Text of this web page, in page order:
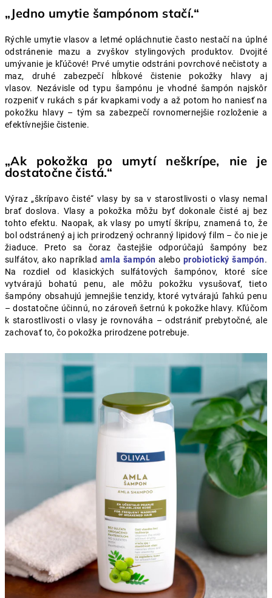
„Jedno umytie šampónom stačí.“
Rýchle umytie vlasov a letmé opláchnutie často nestačí na úplné
odstránenie mazu a zvyškov stylingových produktov. Dvojité
umývanie je kľúčové! Prvé umytie odstráni povrchové nečistoty a
maz, druhé zabezpečí hĺbkové čistenie pokožky hlavy aj
vlasov. Nezávisle od typu šampónu je vhodné šampón najskôr
rozpeniť v rukách s pár kvapkami vody a až potom ho naniesť na
pokožku hlavy – tým sa zabezpečí rovnomernejšie rozloženie a
efektívnejšie čistenie.
„Ak pokožka po umytí neškrípe, nie je
dostatočne čistá.“
Výraz „škrípavo čisté“ vlasy by sa v starostlivosti o vlasy nemal
brať doslova. Vlasy a pokožka môžu byť dokonale čisté aj bez
tohto efektu. Naopak, ak vlasy po umytí škrípu, znamená to, že
bol odstránený aj ich prirodzený ochranný lipidový film – čo nie je
žiaduce. Preto sa čoraz častejšie odporúčajú šampóny bez
sulfátov, ako napríklad amla šampón aleboprobiotický šampón.
Na rozdiel od klasických sulfátových šampónov, ktoré síce
vytvárajú bohatú penu, ale môžu pokožku vysušovať, tieto
šampóny obsahujú jemnejšie tenzidy, ktoré vytvárajú ľahkú penu
– dostatočne účinnú, no zároveň šetrnú k pokožke hlavy. Kľúčom
k starostlivosti o vlasy je rovnováha – odstrániť prebytočné, ale
zachovať to, čo pokožka prirodzene potrebuje.